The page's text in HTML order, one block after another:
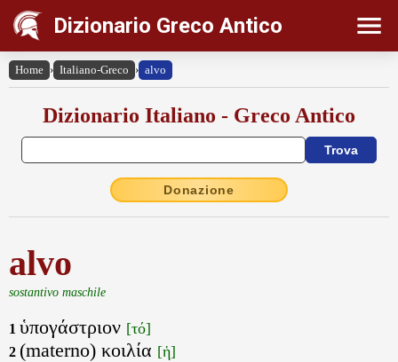
Dizionario Greco Antico
Home › Italiano-Greco › alvo
Dizionario Italiano - Greco Antico
Donazione
alvo
sostantivo maschile
1 ὑπογάστριον [τό]
2 (materno) κοιλία [ἡ]